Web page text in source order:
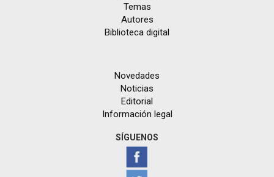
Temas
Autores
Biblioteca digital
Novedades
Noticias
Editorial
Información legal
SÍGUENOS